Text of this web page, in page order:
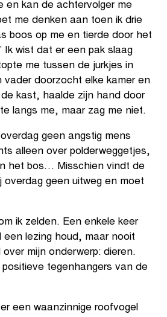
en kan de achtervolger me
me denken aan toen ik drie
boos op me en tierde door het
Ik wist dat er een pak slaag
me tussen de jurkjes in
vader doorzocht elke kamer en
kast, haalde zijn hand door
langs me, maar zag me niet.
geen angstig mens
alleen over polderweggetjes,
het bos… Misschien vindt de
overdag geen uitweg en moet
ik zelden. Een enkele keer
een lezing houd, maar nooit
mijn onderwerp: dieren.
tegenhangers van de
een waanzinnige roofvogel